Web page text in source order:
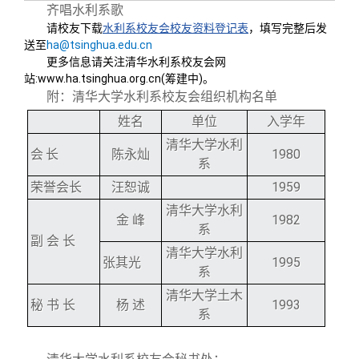
齐唱水利系歌
请校友下载水利系校友会校友资料登记表，填写完整后发
送至ha@tsinghua.edu.cn
更多信息请关注清华水利系校友会网
站:www.ha.tsinghua.org.cn(筹建中)。
附：清华大学水利系校友会组织机构名单
姓名
单位 入学年
会 长 陈永灿
清华大学水利
系
1980
荣誉会长 汪恕诚 1959
副 会 长
金 峰
清华大学水利
系
1982
张其光
清华大学水利
系
1995
秘 书 长 杨 述
清华大学土木
系
1993